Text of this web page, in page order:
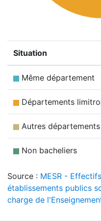
Situation
Même département
Départements
Autres
Non bacheliers
Source : MESR -
établissements publics
charge de